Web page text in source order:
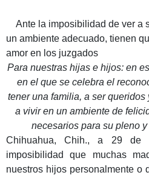
Ante la imposibilidad de ver a
un ambiente adecuado, tienen
amor en los juzgados
Para nuestras hijas e hijos: en
en el que se celebra el
tener una familia, a ser
a vivir en un ambiente de
necesarios para su pleno
Chihuahua, Chih., a 29
imposibilidad que muchas
nuestros hijos personalmente o